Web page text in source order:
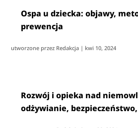
Ospa u dziecka: objawy,
prewencja
utworzone przez Redakcja | kwi 10, 2024
Rozwój i opieka nad
odżywianie,